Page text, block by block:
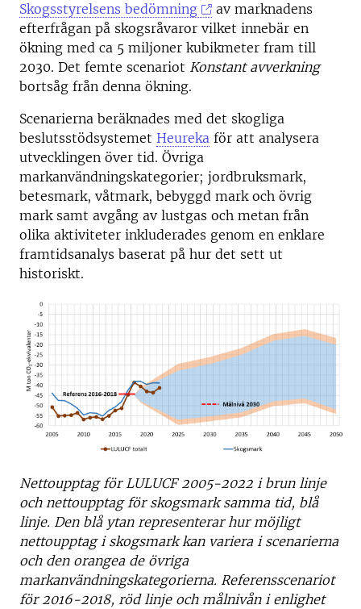
Skogsstyrelsens bedömning
av marknadens
efterfrågan på skogsråvaror vilket innebär en
ökning med ca 5 miljoner kubikmeter fram till
2030. Det femte scenariot Konstant avverkning
bortsåg från denna ökning.
Scenarierna beräknades med det skogliga
beslutsstödsystemet Heureka för att analysera
utvecklingen över tid. Övriga
markanvändningskategorier; jordbruksmark,
betesmark, våtmark, bebyggd mark och övrig
mark samt avgång av lustgas och metan från
olika aktiviteter inkluderades genom en enklare
framtidsanalys baserat på hur det sett ut
historiskt.
Nettoupptag för LULUCF 2005-2022 i brun linje
och nettoupptag för skogsmark samma tid, blå
linje. Den blå ytan representerar hur möjligt
nettoupptag i skogsmark kan variera i scenarierna
och den orangea de övriga
markanvändningskategorierna. Referensscenariot
för 2016-2018, röd linje och målnivån i enlighet